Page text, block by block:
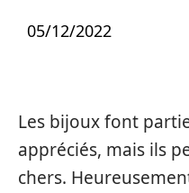
05/12/2022
Les bijoux font
appréciés, mais ils
chers.